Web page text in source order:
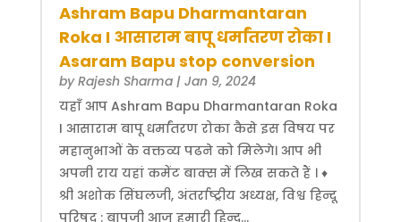
Ashram Bapu Dharmantaran
Roka I आसाराम बापू धर्मांतरण रोका I
Asaram Bapu stop conversion
byRajesh Sharma| Jan 9, 2024
यहाँ आप Ashram Bapu Dharmantaran Roka
I आसाराम बापू धर्मांतरण रोका कैसे इस विषय पर
महानुभाओं के वक्तव्य पढने को मिलेगे। आप भी
अपनी राय यहां कमेंट बाक्स में लिख सकते हैं । ♦
श्री अशोक सिंघलजी, अंतर्राष्ट्रीय अध्यक्ष, विश्व हिन्दू
परिषद : बापूजी आज हमारी हिन्दू...